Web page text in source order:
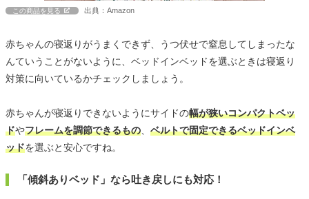
この商品を見る 出典：Amazon
赤ちゃんの寝返りがうまくできず、うつ伏せで窒息してしまったな
んていうことがないように、ベッドインベッドを選ぶときは寝返り
対策に向いているかチェックしましょう。
赤ちゃんが寝返りできないようにサイドの幅が狭いコンパクトベッ
ドやフレームを調節できるもの、 ベルトで固定できるベッドインベ
ッドを選ぶと安心ですね。
「傾斜ありベッド」なら吐き戻しにも対応！